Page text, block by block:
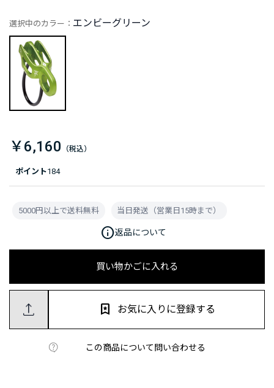
ポイント184
選択中のカラー： エンビーグリーン
￥6,160
買い物かごに入れる
この商品について問い合わせる
お気に入りに登録する
5000円以上で送料無料 当日発送（営業日15時まで）
info返品について